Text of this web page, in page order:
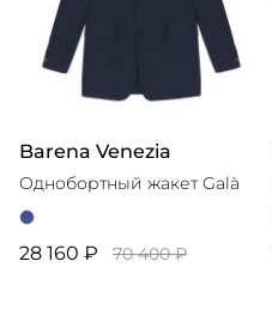
Barena Venezia
Однобортный жакет Galà
28 160 ₽ 70 400 ₽